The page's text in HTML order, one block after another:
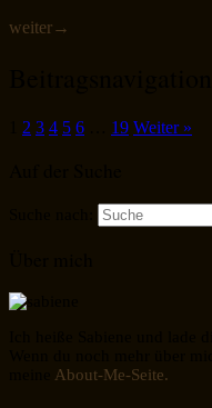
weiter→
2 3 4 5 6 19 Weiter »
About-Me-Seite.